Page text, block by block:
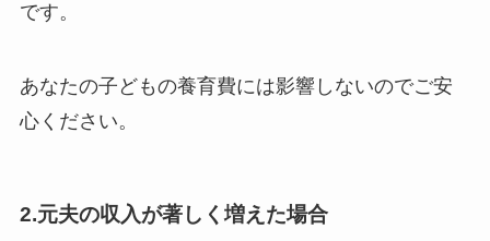
です。
あなたの子どもの養育費には影響しないのでご安
心ください。
2.元夫の収入が著しく増えた場合